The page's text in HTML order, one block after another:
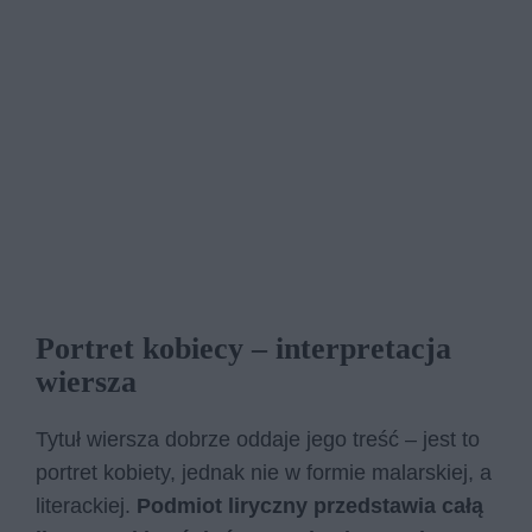
Portret kobiecy – interpretacja
wiersza
Tytuł wiersza dobrze oddaje jego treść – jest to
portret kobiety, jednak nie w formie malarskiej, a
literackiej. Podmiot liryczny przedstawia całą